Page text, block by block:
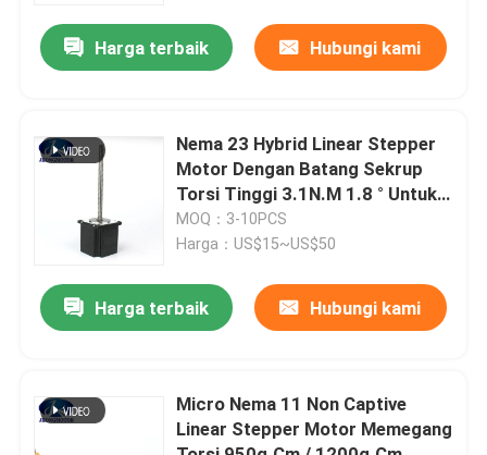
Tur Pabrik
Hubungi kami
Permintaan Penawaran
motor servo stepper terintegrasi
Motor DC Brushless
Harga terbaik Hubungi kami
Nema 23 Hybrid Linear Stepper
Motor Dengan Batang Sekrup
Torsi Tinggi 3.1N.M 1.8 ° Untuk
Cnc Router
MOQ：3-10PCS
Harga：US$15~US$50
Harga terbaik Hubungi kami
Micro Nema 11 Non Captive
Linear Stepper Motor Memegang